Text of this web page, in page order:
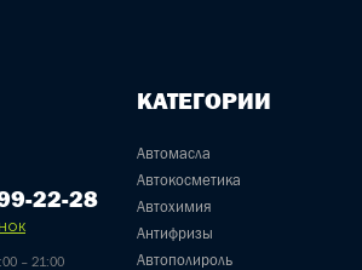
22-28
– 21:00
КАТЕГОРИИ
Автомасла
Автокосметика
Автохимия
Антифризы
Автополироль